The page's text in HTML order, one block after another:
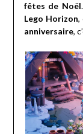
fêtes de Noël
Lego Horizon,
anniversaire,